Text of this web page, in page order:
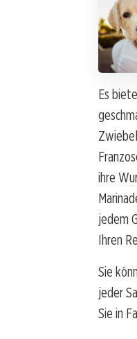
Es
ihre
jedem
Ihren
Sie
jeder
Sie in